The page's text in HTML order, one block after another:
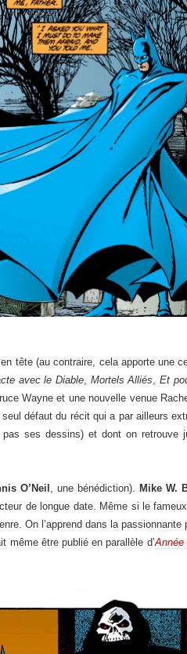
en tête (au contraire, cela apporte une
avec le Diable, Mortels Alliés,Et
Wayne et une nouvelle venue
défaut du récit qui a par ailleurs
ses dessins) et dont on retrouve
O’Neil , une bénédiction). Mike W.
de longue date. Même si le
On l’apprend dans la
même être publié en parallèle d’Année